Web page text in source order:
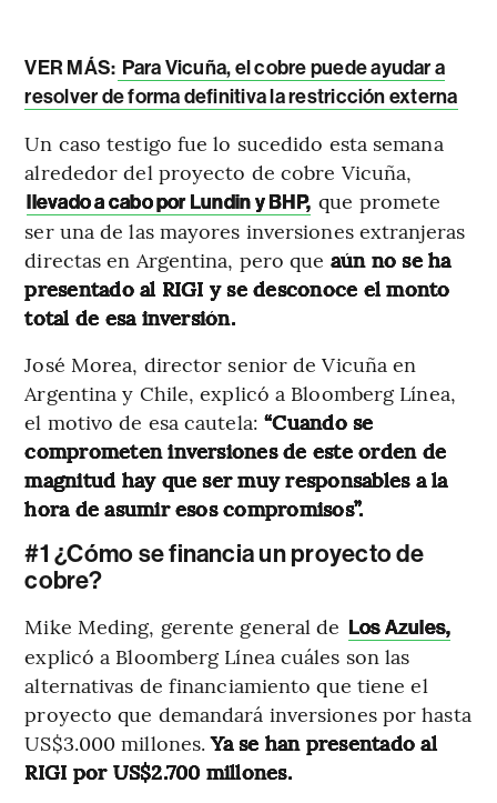
VER MÁS: Para Vicuña, el cobre puede ayudar a
resolver de forma definitiva la restricción externa
Un caso testigo fue lo sucedido esta semana
alrededor del proyecto de cobre Vicuña,
llevado a cabo por Lundin y BHP, que promete
ser una de las mayores inversiones extranjeras
directas en Argentina, pero que aún no se ha
presentado al RIGI y se desconoce el monto
total de esa inversión.
José Morea, director senior de Vicuña en
Argentina y Chile, explicó a Bloomberg Línea,
el motivo de esa cautela: “Cuando se
comprometen inversiones de este orden de
magnitud hay que ser muy responsables a la
hora de asumir esos compromisos”.
#1 ¿Cómo se financia un proyecto de
cobre?
Mike Meding, gerente general de Los Azules,
explicó a Bloomberg Línea cuáles son las
alternativas de financiamiento que tiene el
proyecto que demandará inversiones por hasta
US$3.000 millones.Ya se han presentado al
RIGI por US$2.700 millones.